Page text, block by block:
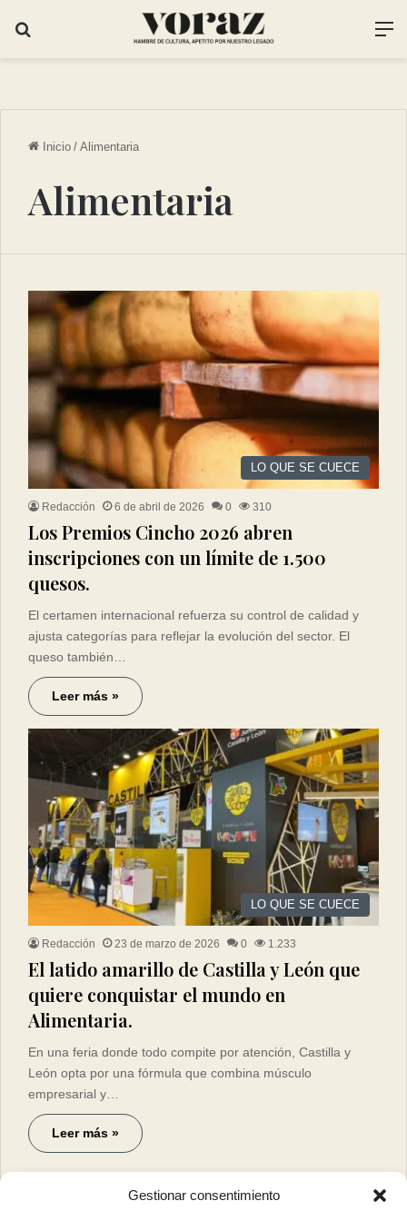
Gestionar consentimiento
Inicio / Alimentaria
Alimentaria
LO QUE SE CUECE
Redacción 6 de abril de 2026 0 310
Los Premios Cincho 2026 abren
inscripciones con un límite de 1.500
quesos.
El certamen internacional refuerza su control de calidad y
ajusta categorías para reflejar la evolución del sector. El
queso también…
Leer más »
LO QUE SE CUECE
Redacción 23 de marzo de 2026 0 1.233
El latido amarillo de Castilla y León que
quiere conquistar el mundo en
Alimentaria.
En una feria donde todo compite por atención, Castilla y
León opta por una fórmula que combina músculo
empresarial y…
Leer más »